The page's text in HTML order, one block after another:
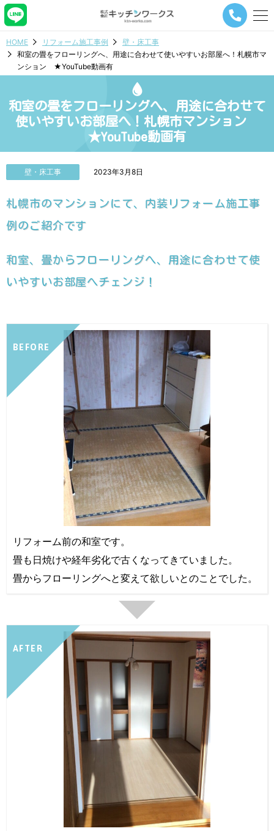
メ
ー
ビ
シ
タ
HOME リフォーム施工事例
壁・床工事
和室の畳をフローリングへ、用途に合わせて使いやすいお部屋へ！札幌市マ
ンション ★YouTube動画有
和室の畳をフローリングへ、用途に合わせて
使いやすいお部屋へ！札幌市マンション
★YouTube動画有
壁・床工事 2023年3月8日
札幌市のマンションにて、内装リフォーム施工事
例のご紹介です
和室、畳からフローリングへ、用途に合わせて使
いやすいお部屋へチェンジ！
BEFORE
リフォーム前の和室です。
畳も日焼けや経年劣化で古くなってきていました。
畳からフローリングへと変えて欲しいとのことでした。
AFTER